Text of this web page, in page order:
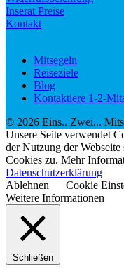
Inserat Preise
Kontakt
Mitsegeln
Reiseziele
Blog
Kontaktiere 1-2-
© 2026 Eins.. Zwei...
Unsere Seite verwendet
der Nutzung der
Cookies zu. Mehr
Datenschutzerklärung
Ablehnen
Cookie
Weitere Informationen
Schließen